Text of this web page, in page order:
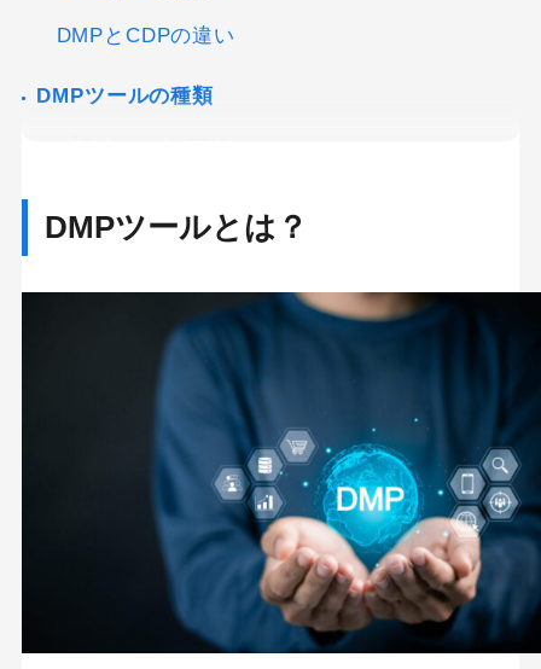
DMPとCDPの違い
DMPツールの種類
データの収集・統合機能
データ分析・可視化機能
セグメント作成・ターゲティング機能
広告配信最適化機能
他ツールとの連携機能
セキュリティ・データ保護機能
DMPツールを活用するメリット
DMPツールとは？